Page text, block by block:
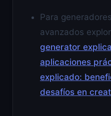
Para
avanzados
generator
aplicaciones
explicado:
desafíos en